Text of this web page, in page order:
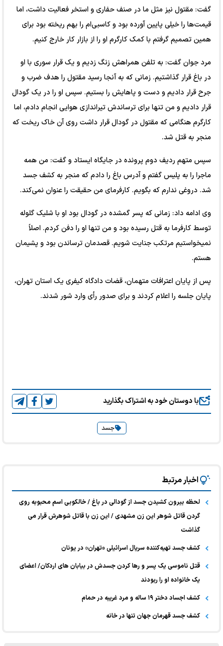
گفت: مقتول نیز مثل ما در صنف حفاری و استخر فعالیت داشت، اما
قیمت‌ها را خیلی پایین آورده بود و کاسبی‌ام را بهم ریخته بود برای
همین تصمیم گرفتم با کمک کارگرم او را از بازار کار خارج کنیم.
مرد جوان گفت: به تلفن همراهش زنگ زدیم و یک قرار سوری با او
در باغ قرار گذاشتیم. زمانی که به آنجا رسید مقتول را هدف ضرب و
جرح قرار دادیم و دست و پاهایش را بستیم. سپس او را در یک گودال
قرار دادیم و من تنها برای ترساندش تیراندازی هوایی انجام دادم، اما
کارگرم هنگامی که مقتول در گودال قرار داشت روی آن خاک ریخت که
منجر به قتل شد.
سپس متهم ردیف دوم پرونده در جایگاه ایستاد و گفت: من همه
ماجرا را به پلیس گفتم و آدرس باغ را دادم که منجر به کشف جسد
شد. دروغی ندارم که بگویم. کارفرمای من حقیقت را عنوان نمی‌کند.
وی ادامه داد: زمانی که پسر گمشده در گودال بود او با شلیک گلوله
توسط کارفرما به قتل رسیده بود و من تنها او را دفن کردم. اصلاً
نمیخواستیم مرتکب جنایت شویم. قصدمان ترساندن بود و پشیمان
هستم.
پس از پایان اعترافات متهمان، قضات دادگاه کیفری یک استان تهران،
پایان جلسه را اعلام کردند و برای صدور رأی وارد شور شدند.
با دوستان خود به اشتراک بگذارید
جسد
اخبار مرتبط
لحظه بیرون کشیدن جسد از گودالی در باغ / خالکوبی اسم محبوبه روی
گردن قاتل شوهر این زن مشهدی / این زن با قاتل شوهرش قرار می
گذاشت
کشف جسد تهیه‌کننده سریال اسرائیلی «تهران» در یونان
قتل ناموسی یک پسر و رها کردن جسدش در بیابان های اردکان/ اعضای
یک خانواده او را ربودند
کشف اجساد دختر ۱۹ ساله و مرد غریبه در حمام
کشف جسد قهرمان جهان تنها در خانه